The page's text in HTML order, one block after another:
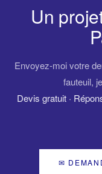
Un
Envoyez-moi votre
fauteuil,
Devis gratuit ·
✉